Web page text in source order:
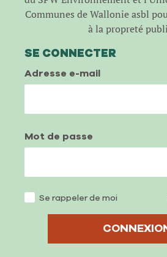
Communes de Wallonie asbl
à la propreté
SE CONNECTER
Adresse e-mail
Mot de passe
Se rappeler de moi